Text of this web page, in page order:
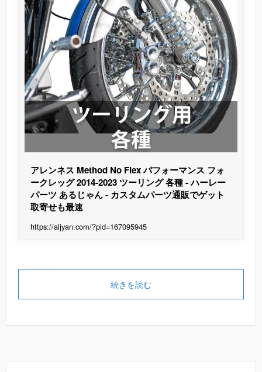
アレンネス Method No Flex パフォーマンス フォ
ークレッグ 2014-2023 ツーリング 各種 - ハーレー
パーツ あるじゃん - カスタムパーツ通販でゲット
取寄せも最速
https://aljyan.com/?pid=167095945
続きを読む